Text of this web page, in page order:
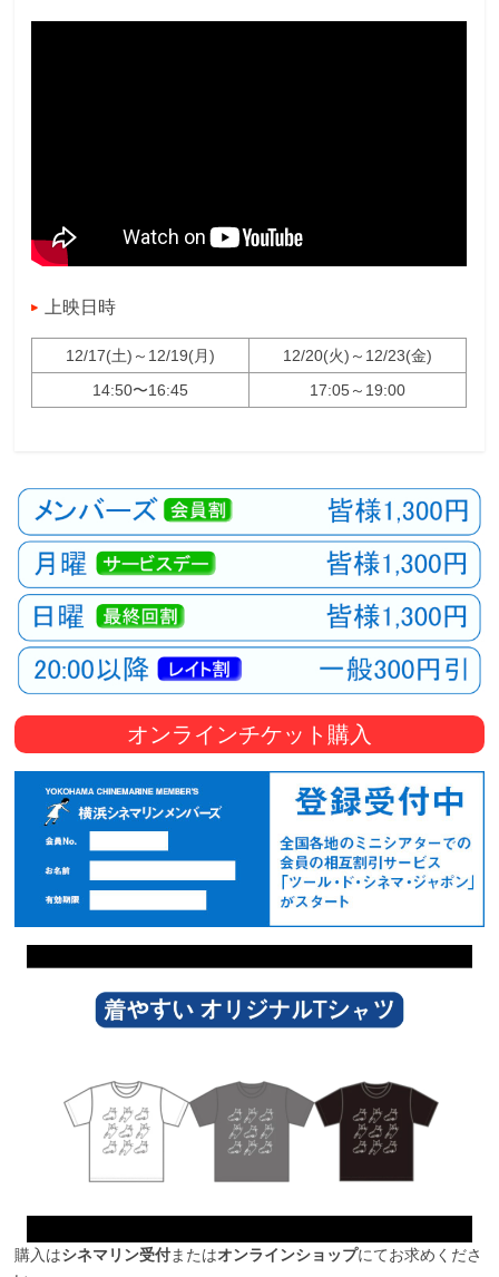
上映日時
12/17(土)～12/19(月)
12/20(火)～12/23(金)
14:50〜16:45
17:05～19:00
オンラインチケット購入
購入はシネマリン受付またはオンラインショップにてお求めくださ